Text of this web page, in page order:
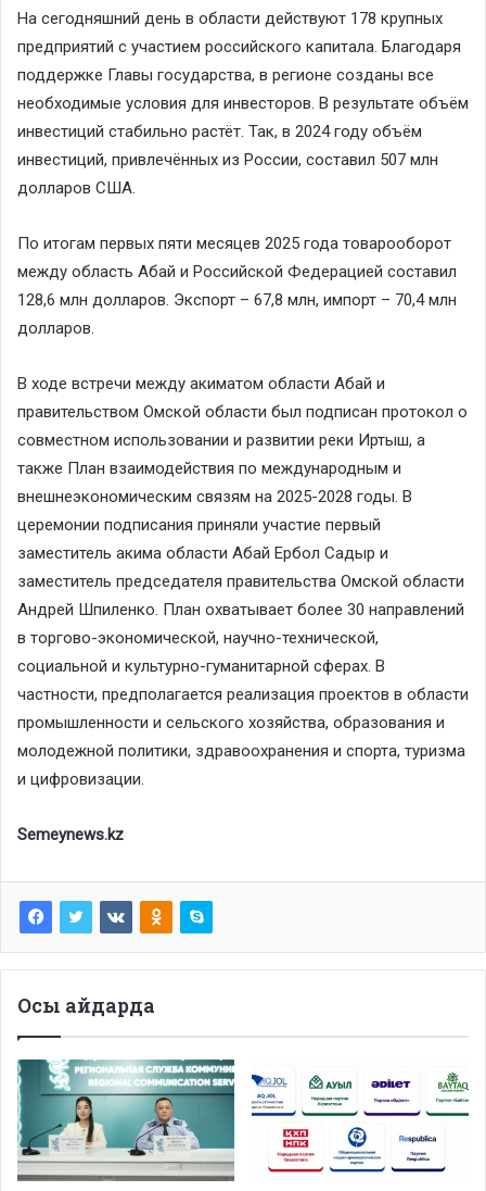
На сегодняшний день в области действуют 178 крупных
предприятий с участием российского капитала. Благодаря
поддержке Главы государства, в регионе созданы все
необходимые условия для инвесторов. В результате объём
инвестиций стабильно растёт. Так, в 2024 году объём
инвестиций, привлечённых из России, составил 507 млн
долларов США.
По итогам первых пяти месяцев 2025 года товарооборот
между область Абай и Российской Федерацией составил
128,6 млн долларов. Экспорт – 67,8 млн, импорт – 70,4 млн
долларов.
В ходе встречи между акиматом области Абай и
правительством Омской области был подписан протокол о
совместном использовании и развитии реки Иртыш, а
также План взаимодействия по международным и
внешнеэкономическим связям на 2025-2028 годы. В
церемонии подписания приняли участие первый
заместитель акима области Абай Ербол Садыр и
заместитель председателя правительства Омской области
Андрей Шпиленко. План охватывает более 30 направлений
в торгово-экономической, научно-технической,
социальной и культурно-гуманитарной сферах. В
частности, предполагается реализация проектов в области
промышленности и сельского хозяйства, образования и
молодежной политики, здравоохранения и спорта, туризма
и цифровизации.
Semeynews.kz
Осы айдарда